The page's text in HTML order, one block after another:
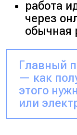
работа
через
обычная
Главный
— как
этого
или